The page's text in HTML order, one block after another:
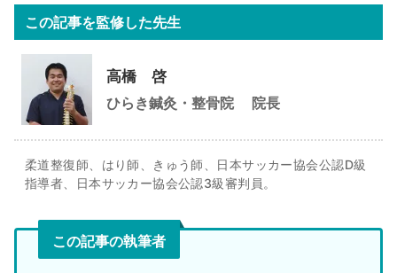
この記事を監修した先生
高橋 啓
ひらき鍼灸・整骨院
院長
柔道整復師、はり師、きゅう師、日本サッカー協会公認D級
指導者、日本サッカー協会公認3級審判員。
この記事の執筆者